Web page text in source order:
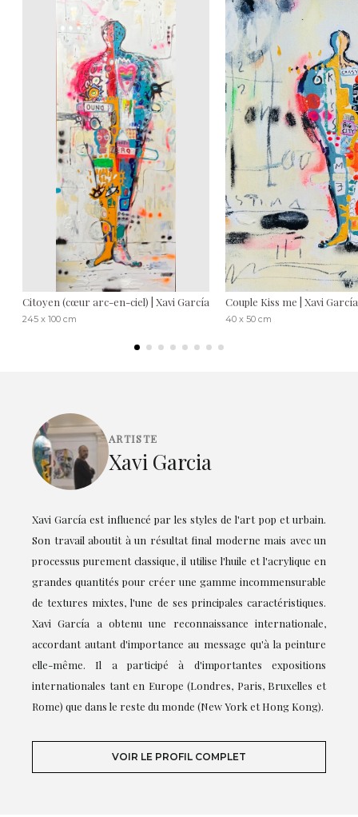
Citoyen (cœur arc-en-ciel) | Xavi García
245 x 100 cm
Couple Kiss me | Xavi García
40 x 50 cm
ARTISTE
Xavi Garcia
Xavi García est influencé par les styles de l'art pop et urbain.
Son travail aboutit à un résultat final moderne mais avec un
processus purement classique, il utilise l'huile et l'acrylique en
grandes quantités pour créer une gamme incommensurable
de textures mixtes, l'une de ses principales caractéristiques.
Xavi García a obtenu une reconnaissance internationale,
accordant autant d'importance au message qu'à la peinture
elle-même. Il a participé à d'importantes expositions
internationales tant en Europe (Londres, Paris, Bruxelles et
Rome) que dans le reste du monde (New York et Hong Kong).
VOIR LE PROFIL COMPLET